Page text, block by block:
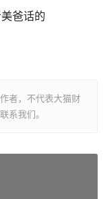
爸话的
者，不代表大猫财
系我们。